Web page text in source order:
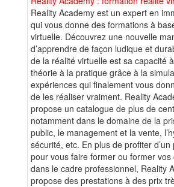
Reality Academy est un expert en
qui vous donne des formations à
virtuelle. Découvrez une nouvelle
d’apprendre de façon ludique et
de la réalité virtuelle est sa capacité
théorie à la pratique grâce à la
expériences qui finalement vous
de les réaliser vraiment. Reality
propose un catalogue de plus de
notamment dans le domaine de la
public, le management et la vente,
sécurité, etc. En plus de profiter
pour vous faire former ou former
dans le cadre professionnel, Reality
propose des prestations à des prix